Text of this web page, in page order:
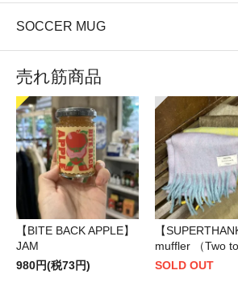
SOCCER MUG
売れ筋商品
【BITE BACK APPLE】
JAM
980円(税73円)
【
muffler （Two
SOLD OUT